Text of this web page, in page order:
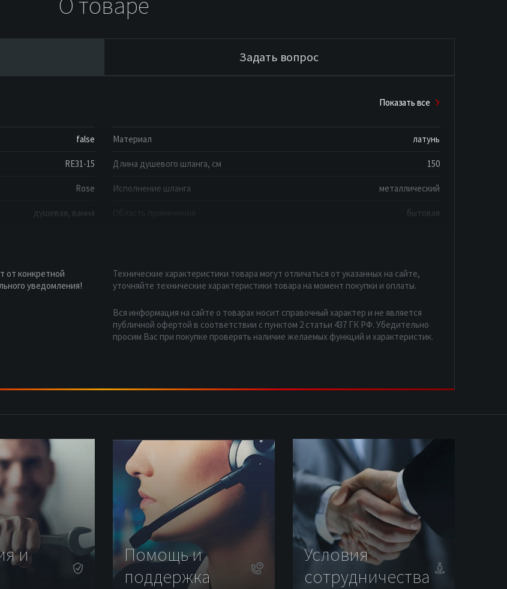
Задать вопрос
Показать все
false
RE31-15
Rose
душевая, ванна
Материал латунь
Длина душевого шланга, см 150
Исполнение шланга металлический
бытовая
от конкретной
уведомления!
Технические характеристики товара могут отличаться от указанных на сайте,
уточняйте технические характеристики товара на момент покупки и оплаты.
Вся информация на сайте о товарах носит справочный характер и не является
публичной офертой в соответствии с пунктом 2 статьи 437 ГК РФ. Убедительно
просим Вас при покупке проверять наличие желаемых функций и характеристик.
и
Помощь и
поддержка
Условия
сотрудничества